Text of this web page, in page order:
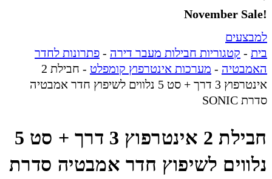
!November Sale
למבצעים
בית - קטגוריות חבילות מעבר דירה - פתרונות לחדר
האמבטיה - מערכות אינטרפוץ קומפלט -
חבילת 2
אינטרפוץ 3 דרך + סט 5 נלווים לשיפוץ חדר אמבטיה
סדרת SONIC
חבילת 2 אינטרפוץ 3 דרך + סט 5
נלווים לשיפוץ חדר אמבטיה סדרת